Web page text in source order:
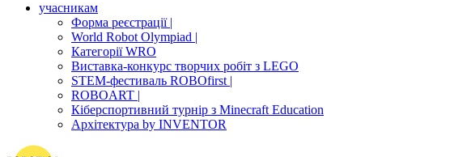
учасникам
Форма реєстрації |
World Robot Olympiad |
Категорії WRO
Виставка-конкурс творчих робіт з LEGO
STEM-фестиваль ROBOfirst |
ROBOART |
Кіберспортивний турнір з Minecraft Education
Архітектура by INVENTOR